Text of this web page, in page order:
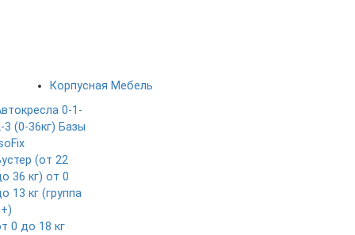
Корпусная Мебель
0-1-
3 (0-36кг) Базы
(от 22
36 кг) от 0
13 кг (группа
0 до 18 кг